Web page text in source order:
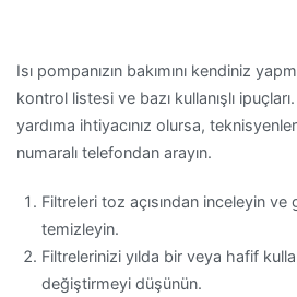
Isı pompanızın bakımını kendiniz
kontrol listesi ve bazı kullanışlı
yardıma ihtiyacınız olursa,
numaralı telefondan arayın.
Filtreleri toz açısından inceleyin
temizleyin.
Filtrelerinizi yılda bir veya hafif
değiştirmeyi düşünün.